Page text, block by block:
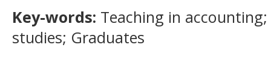
Key-words: Teaching in
studies; Graduates